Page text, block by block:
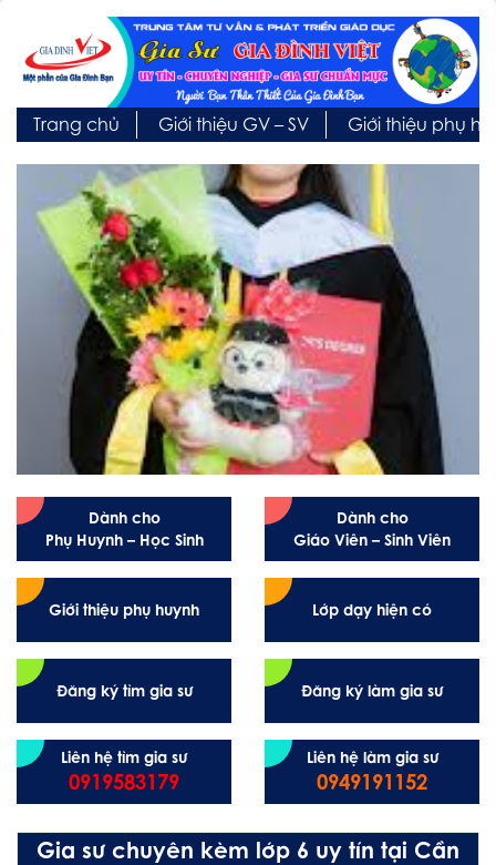
Trang chủ Giới thiệu GV – SV Giới thiệu phụ
Dành cho
Phụ Huynh – Học Sinh
Giới thiệu phụ huynh
Đăng ký tìm gia sư
Liên hệ tìm gia sư
0919583179
Dành cho
Giáo Viên – Sinh Viên
Lớp dạy hiện có
Đăng ký làm gia sư
Liên hệ làm gia sư
0949191152
Gia sư chuyên kèm lớp 6 uy tín tại Cần